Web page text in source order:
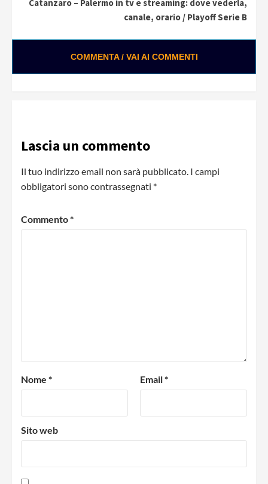
Catanzaro – Palermo in tv e streaming: dove vederla,
canale, orario / Playoff Serie B
COMMENTA / VAI AI COMMENTI
Lascia un commento
Il tuo indirizzo email non sarà pubblicato. I campi
obbligatori sono contrassegnati *
Commento*
Nome * Email*
Sito web